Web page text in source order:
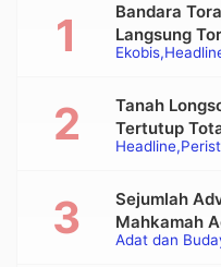
Ekobis
Bandara
Langsung
Headline
Tanah
Tertutup
Adat dan
Sejumlah
Mahkamah
Alat Berat